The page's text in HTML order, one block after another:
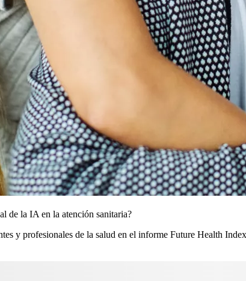
de la IA en la atención sanitaria?​
y profesionales de la salud en el informe Future Health